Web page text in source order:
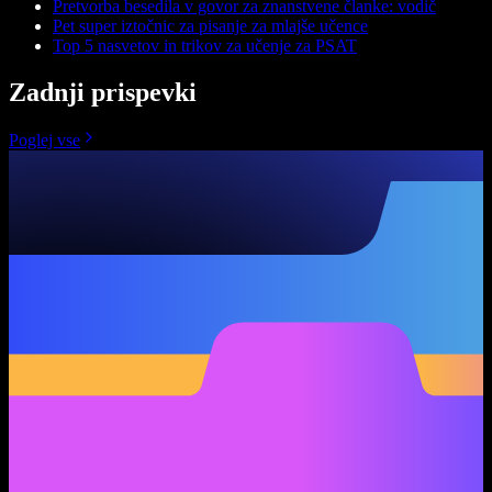
Pretvorba besedila v govor za znanstvene članke: vodič
Pet super iztočnic za pisanje za mlajše učence
Top 5 nasvetov in trikov za učenje za PSAT
Zadnji prispevki
Poglej vse